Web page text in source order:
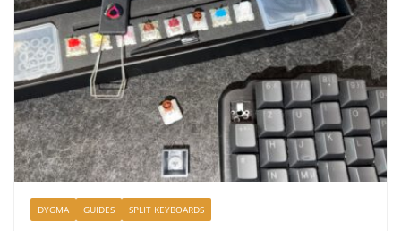
DYGMA GUIDES SPLIT KEYBOARDS